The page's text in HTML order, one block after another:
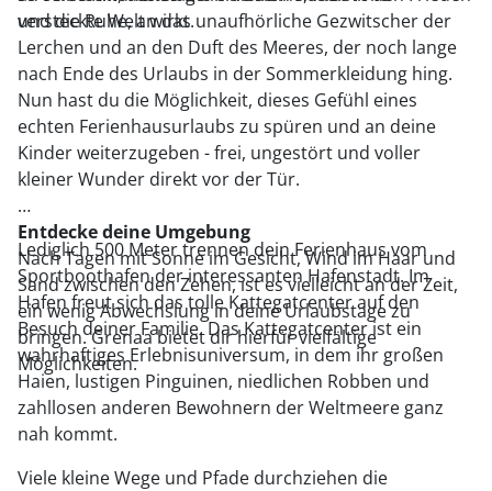
versteckte Welt wirkt.
und die Ruhe, an das unaufhörliche Gezwitscher der
Lerchen und an den Duft des Meeres, der noch lange
nach Ende des Urlaubs in der Sommerkleidung hing.
Nun hast du die Möglichkeit, dieses Gefühl eines
echten Ferienhausurlaubs zu spüren und an deine
Kinder weiterzugeben - frei, ungestört und voller
kleiner Wunder direkt vor der Tür.
Entdecke deine Umgebung
Nach Tagen mit Sonne im Gesicht, Wind im Haar und
Sand zwischen den Zehen, ist es vielleicht an der Zeit,
ein wenig Abwechslung in deine Urlaubstage zu
bringen. Grenaa bietet dir hierfür vielfältige
Möglichkeiten.
Lediglich 500 Meter trennen dein Ferienhaus vom
Sportboothafen der interessanten Hafenstadt. Im
Hafen freut sich das tolle Kattegatcenter auf den
Besuch deiner Familie. Das Kattegatcenter ist ein
wahrhaftiges Erlebnisuniversum, in dem ihr großen
Haien, lustigen Pinguinen, niedlichen Robben und
zahllosen anderen Bewohnern der Weltmeere ganz
nah kommt.
Viele kleine Wege und Pfade durchziehen die